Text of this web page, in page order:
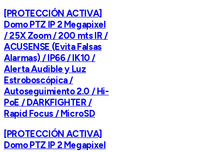
[PROTECCIÓN ACTIVA]
Domo PTZ IP 2 Megapixel
/ 25X Zoom / 200 mts IR /
ACUSENSE (Evita Falsas
Alarmas) / IP66 / IK10 /
Alerta Audible y Luz
Estroboscópica /
Autoseguimiento 2.0 / Hi-
PoE / DARKFIGHTER /
Rapid Focus / MicroSD
[PROTECCIÓN ACTIVA]
Domo PTZ IP 2 Megapixel